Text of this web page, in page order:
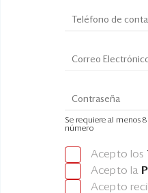
Se requiere al menos
número
Acepto los
Acepto la
Acepto